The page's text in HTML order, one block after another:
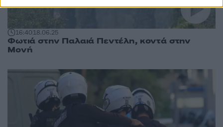
16:4018.06.25
Φωτιά στην Παλαιά Πεντέλη, κοντά στην
Μονή